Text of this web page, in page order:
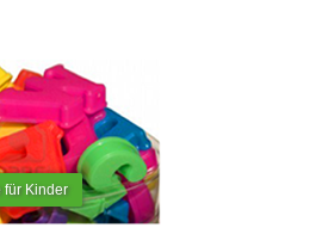
für Kinder